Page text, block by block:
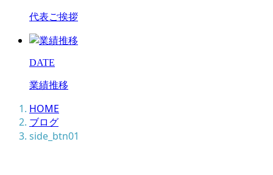
代表ご挨拶
DATE
業績推移
HOME
ブログ
side_btn01